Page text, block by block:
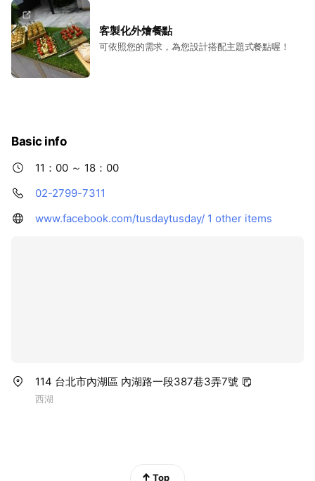
客製化外燴餐點
可依照您的需求，為您設計搭配主題式餐點喔！
Basic info
11：00 ～ 18：00
02-2799-7311
www.facebook.com/tusdaytusday/ 1 other items
114 台北市內湖區 內湖路一段387巷3弄7號
西湖
Top